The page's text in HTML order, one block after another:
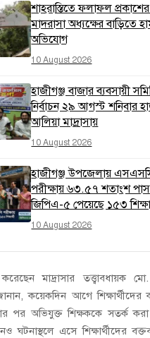
শাহরাস্তিতে ফলাফল
মাদরাসা অধ্যক্ষের বাড়িতে
অভিযোগ
10 August 2026
হাজীগঞ্জ বাজার ব্যবসায়ী
নির্বাচন ২৯ আগস্ট শনিবার
আলিয়া মাদ্রাসায়
10 August 2026
হাজীগঞ্জ উপজেলায়
পরীক্ষায় ৬৩.৫৭ শতাংশ
জিপিএ-৫ পেয়েছে ১৫৩
10 August 2026
করেছেন মাদ্রাসার তত্ত্বাবধায়ক
কয়েকদিন আগে শিক্ষার্থীদের
পর অভিযুক্ত শিক্ষককে সতর্ক করা
ঘটনাস্থলে এসে শিক্ষার্থীদের